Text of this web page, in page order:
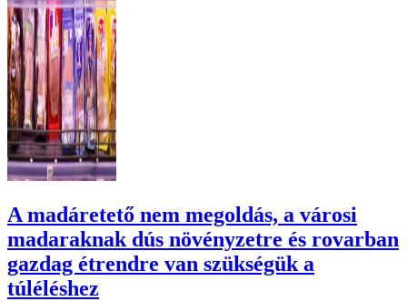
A madáretető nem megoldás, a városi
madaraknak dús növényzetre és rovarban
gazdag étrendre van szükségük a
túléléshez